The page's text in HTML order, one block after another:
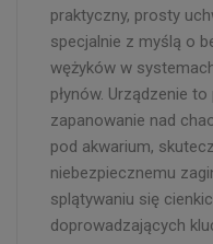
praktyczny, prosty
specjalnie z myślą o
wężyków w
płynów. Urządzenie
zapanowanie nad
pod akwarium,
niebezpiecznemu
splątywaniu się
doprowadzających